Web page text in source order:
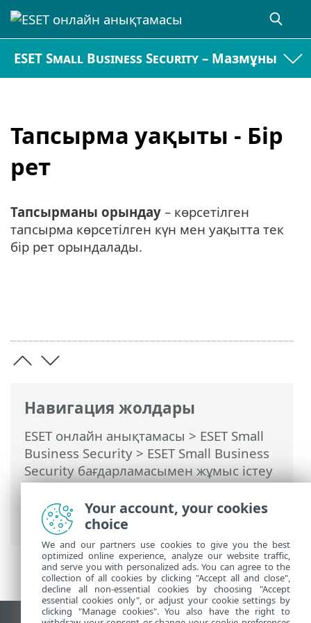
ESET Small Business Security – Мазмұны
Тапсырма уақыты - Бір
рет
Навигация жолдары
ESET онлайн анықтамасы > ESET Small
Business Security > ESET Small Business
Security бағдарламасымен жұмыс істеу
>Құралдар>Жоспарлағыш> Диалог
терезелері - Жоспарлағыш > Тапсырма
уақыты - Бір рет
Тапсырманы орындау – көрсетілген
тапсырма көрсетілген күн мен уақытта тек
бір рет орындалады.
Your account, your cookies
choice
We and our partners use cookies to give you the best
optimized online experience, analyze our website traffic,
and serve you with personalized ads. You can agree to the
collection of all cookies by clicking "Accept all and close",
decline all non-essential cookies by choosing "Accept
essential cookies only", or adjust your cookie settings by
clicking "Manage cookies". You also have the right to